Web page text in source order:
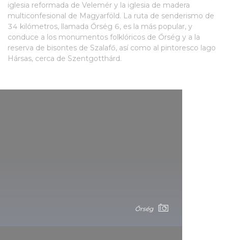
iglesia reformada de Velemér y la iglesia de madera
multiconfesional de Magyarföld. La ruta de senderismo de
34 kilómetros, llamada Őrség 6, es la más popular, y
conduce a los monumentos folklóricos de Őrség y a la
reserva de bisontes de Szalafő, así como al pintoresco lago
Hársas, cerca de Szentgotthárd.
Őrség